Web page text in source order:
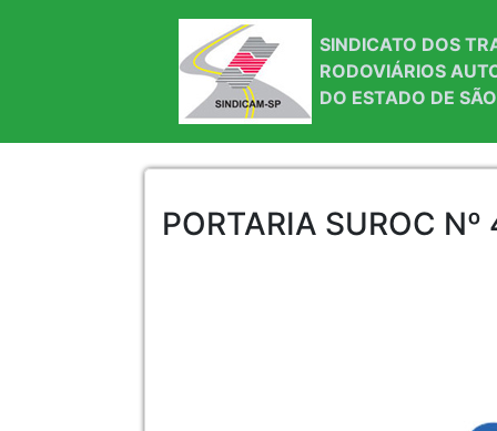
SINDICATO DOS
RODOVIÁRIOS
DO ESTADO DE
PORTARIA SUROC